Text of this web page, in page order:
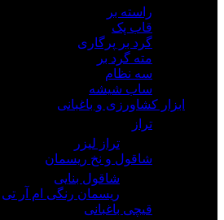
راسته بر
قاب پک
گرد بر پرگاری
مته گرد بر
سه نظام
ساب شیشه
ابزار کشاورزی و باغبانی
تراز
تراز لیزر
شاقول و نخ ریسمان
شاقول بنایی
ریسمان رنگی ام آر تی
قیچی باغبانی